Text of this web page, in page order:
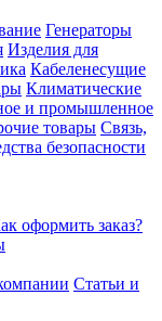
Генераторы
Изделия для
Кабеленесущие
Климатические
и промышленное
товары Связь,
безопасности
оформить заказ?
Статьи и